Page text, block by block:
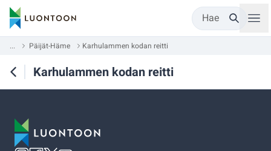
Hae
... Päijät-Häme Karhulammen kodan reitti
Karhulammen kodan reitti